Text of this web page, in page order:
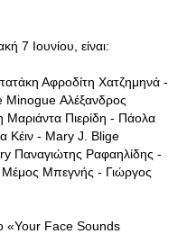
7 Ιουνίου, είναι:
Αφροδίτη Χατζημηνά -
Αλέξανδρος
Πιερίδη - Πάολα
Κέιν - Mary J. Blige
Παναγιώτης Ραφαηλίδης -
Μπεγνής - Γιώργος
«Your Face Sounds